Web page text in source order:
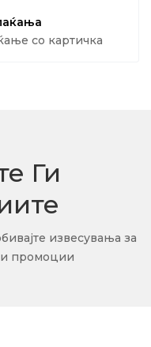
со картичка
Ги
извесувања за
и промоции